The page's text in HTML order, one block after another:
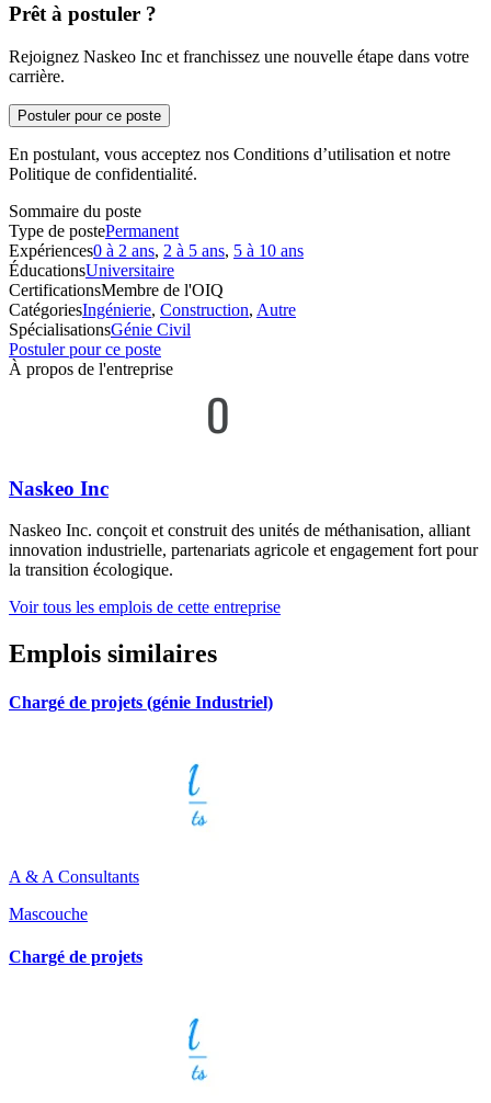
Prêt à postuler ?
Rejoignez Naskeo Inc et franchissez une nouvelle étape dans votre
carrière.
Postuler pour ce poste
En postulant, vous acceptez nos Conditions d’utilisation et notre
Politique de confidentialité.
Sommaire du poste
Type de postePermanent
Expériences0 à 2 ans, 2 à 5 ans, 5 à 10 ans
ÉducationsUniversitaire
CertificationsMembre de l'OIQ
CatégoriesIngénierie, Construction, Autre
SpécialisationsGénie Civil
Postuler pour ce poste
À propos de l'entreprise
Naskeo Inc
Naskeo Inc. conçoit et construit des unités de méthanisation, alliant
innovation industrielle, partenariats agricole et engagement fort pour
la transition écologique.
Voir tous les emplois de cette entreprise
Emplois similaires
Chargé de projets (génie Industriel)
A & A Consultants
Mascouche
Chargé de projets